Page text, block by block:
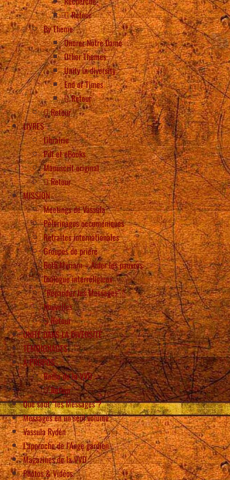
Retour
By Theme
Onorer Notre Dame
Other Themes
Unity in diversity
End of Times
Retour
Retour
LIVRES
Librairie
Pdf et eBooks
Manuscrit original
Retour
MISSION
Meetings de Vassula
Pèlerinages oecuméniques
Retraites internationales
Groupes de prière
Beth Myriam – Aider les pauvres
Dialogue interreligieux
“Répandez les Messages” !
Nouvelles
Retour
UNITÉ DANS LA DIVERSITÉ
TÉMOIGNAGES
À PROPOS
Radio de la VVD
Retour
Que sont “les Messages”?
Messages en un seul volume
Vassula Rydén
L’approche de l’Ange gardien
Magazines de la VVD
Photos & Vidéos